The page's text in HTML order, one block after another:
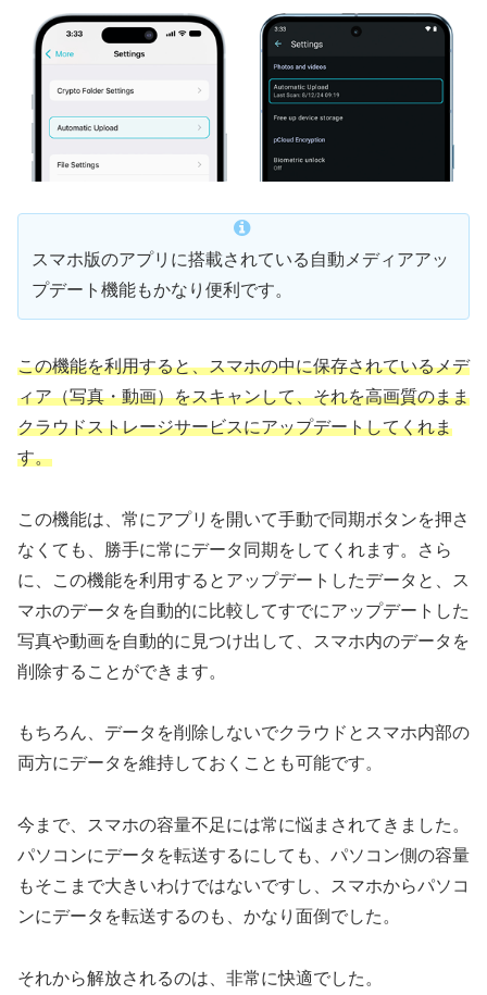
スマホ版のアプリに搭載されている自動メディアアッ
プデート機能もかなり便利です。
この機能を利用すると、スマホの中に保存されているメデ
ィア（写真・動画）をスキャンして、それを高画質のまま
クラウドストレージサービスにアップデートしてくれま
す。
この機能は、常にアプリを開いて手動で同期ボタンを押さ
なくても、勝手に常にデータ同期をしてくれます。さら
に、この機能を利用するとアップデートしたデータと、ス
マホのデータを自動的に比較してすでにアップデートした
写真や動画を自動的に見つけ出して、スマホ内のデータを
削除することができます。
もちろん、データを削除しないでクラウドとスマホ内部の
両方にデータを維持しておくことも可能です。
今まで、スマホの容量不足には常に悩まされてきました。
パソコンにデータを転送するにしても、パソコン側の容量
もそこまで大きいわけではないですし、スマホからパソコ
ンにデータを転送するのも、かなり面倒でした。
それから解放されるのは、非常に快適でした。